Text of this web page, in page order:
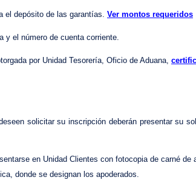
el depósito de las garantías. Ver montos requeridos
y el número de cuenta corriente.
por Unidad Tesorería, Oficio de Aduana,
solicitar su inscripción deberán presentar su
en Unidad Clientes con fotocopia de carné
donde se designan los apoderados.